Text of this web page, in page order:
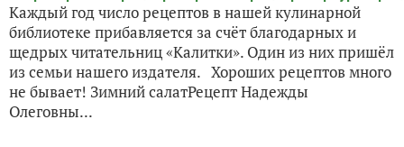
Каждый год число рецептов в нашей кулинарной
библиотеке прибавляется за счёт благодарных и
щедрых читательниц «Калитки». Один из них пришёл
из семьи нашего издателя. Хороших рецептов много
не бывает! Зимний салатРецепт Надежды
Олеговны...